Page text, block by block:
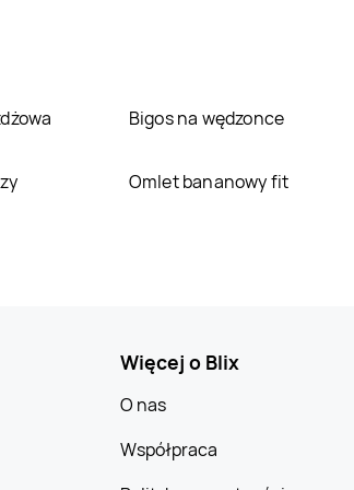
Bigos na wędzonce
Omlet bananowy fit
Więcej o Blix
O nas
Współpraca